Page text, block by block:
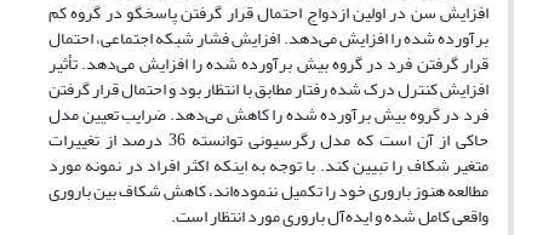
افزایش سن در اولین ازدواج احتمال قرار گرفتن پاسخگو در گروه کم
برآورده شده را افزایش می‌دهد. افزایش فشار شبکه اجتماعی، احتمال
قرار گرفتن فرد در گروه بیش برآورده شده را افزایش می‌دهد. تأثیر
افزایش کنترل درک شده رفتار مطابق با انتظار بود و احتمال قرار گرفتن
فرد در گروه بیش برآورده شده را کاهش می‌دهد. ضرایب تعیین مدل
حاکی از آن است که مدل رگرسیونی توانسته 36 درصد از تغییرات
متغیر شکاف را تبیین کند. با توجه به اینکه اکثر افراد در نمونه مورد
مطالعه هنوز باروری خود را تکمیل ننموده‌اند، کاهش شکاف بین باروری
واقعی کامل شده و ایده‌آل باروری مورد انتظار است.